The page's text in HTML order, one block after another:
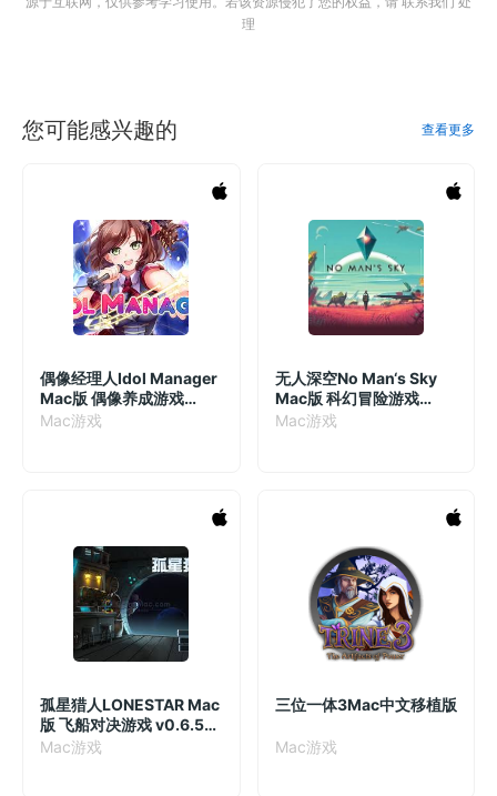
理
您可能感兴趣的 查看更多
偶像经理人Idol Manager
Mac版 偶像养成游戏
v1.0.6
Mac游戏
无人深空No Man‘s Sky
Mac版 科幻冒险游戏
v4.7.0(123706)
Mac游戏
孤星猎人LONESTAR Mac
版 飞船对决游戏 v0.6.52
中文原生版
Mac游戏
三位一体3Mac中文移植版
Mac游戏